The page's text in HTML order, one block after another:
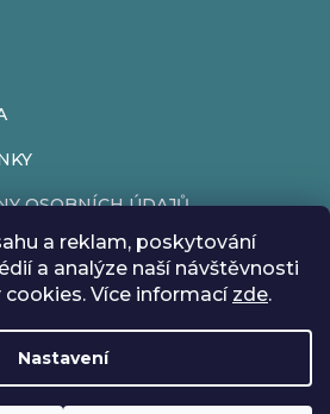
a reklam, poskytování
a analýze naší návštěvnosti
Více informací zde.
Nastavení
že od 17. 7. do 24. 7. včetně
zavřeno. Všechny objednávky
OSOBNÍCH ÚDAJŮ
Vytvořil Shoptet
. Všechna práva vyhrazena.
nastavení cookies